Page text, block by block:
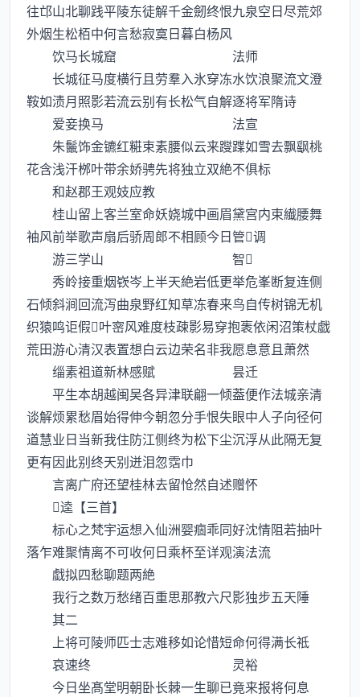
往邙山北聊践平陵东徒解千金劒终恨九泉空日尽荒郊
外烟生松栢中何言愁寂寞日暮白杨风
饮马长城窟 法师
长城征马度横行且劳羣入氷穿冻水饮浪聚流文澄
鞍如渍月照影若流云别有长松气自解逐将军隋诗
爱妾换马 法宣
朱鬛饰金镳红糚束素腰似云来躞蹀如雪去飘飖桃
花含浅汗桞叶带余娇骋先将独立双絶不俱标
和赵郡王观妓应教
桂山留上客兰室命妖娆城中画眉黛宫内束纎腰舞
袖风前举歌声扇后骄周郎不相顾今日管调
游三学山 智
秀岭接重烟嵚岑上半天絶岩低更举危峯断复连侧
石倾斜涧回流泻曲泉野红知草冻春来鸟自传树锦无机
织猿鸣讵假叶宻风难度枝疎影易穿抱袠依闲沼策杖戯
荒田游心清汉表置想白云边荣名非我愿息意且萧然
缁素祖道新林感赋 昙迁
平生本胡越闽吴各异津联翩一倾葢便作法城亲清
谈解烦累愁眉始得伸今朝忽分手恨失眼中人子向径何
道慧业日当新我住防江侧终为松下尘沉浮从此隔无复
更有因此别终天别迸泪忽霑巾
言离广府还望桂林去留怆然自述赠怀
逵【三首】
标心之梵宇运想入仙洲婴痼乖同好沈情阻若抽叶
落乍难聚情离不可收何日乘杯至详观演法流
戱拟四愁聊题两絶
我行之数万愁绪百重思那教六尺影独步五天陲
其二
上将可陵师匹士志难移如论惜短命何得满长祗
哀速终 灵裕
今日坐髙堂明朝卧长棘一生聊已竟来报将何息